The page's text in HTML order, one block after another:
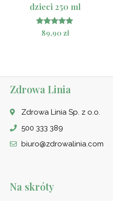
dzieci 250 ml
Oceniono
5.00
89,90 zł
Zdrowa Linia
Zdrowa Linia Sp. z o.o.
500 333 389
biuro@zdrowalinia.com
Na skróty